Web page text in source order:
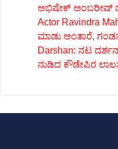
ಅಭಿಷೇಕ್ ಅಂಬರೀಷ್
Actor Ravindra
ಮಾಡು ಅಂತಾರೆ,
Darshan: ನಟ
ನುಡಿದ ಕೌಡೇಪಿರ